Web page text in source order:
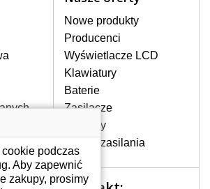
oryginalne matryce klasy A+ bez
wadliwych pikseli.
ODPOWIEDNI EKRAN
ASUS W6FP?
ekran można dobrać do
modelu laptopa, którego
znaleźć na naklejce
lub pod baterią, bywa
na ramkach lub
Jeżeli zepsuty lub
został zdemontowany, w
Nowe produkty
Producenci
Wyświetlacze LCD
Klawiatury
Baterie
Zasilacze
Zawiasy
Złącza zasilania
podczas
Aby zapewnić
zakupy, prosimy